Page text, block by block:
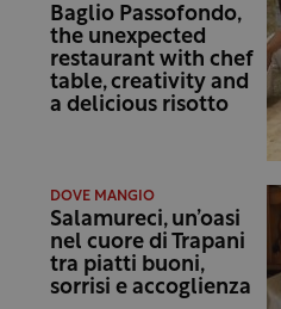
Baglio Passofondo,
the unexpected
restaurant with chef
table, creativity and
a delicious risotto
DOVE MANGIO
Salamureci, un’oasi
nel cuore di Trapani
tra piatti buoni,
sorrisi e accoglienza